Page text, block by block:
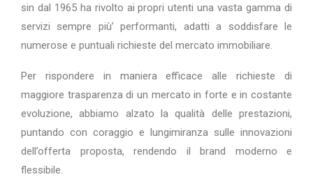
sin dal 1965 ha rivolto ai propri utenti una vasta gamma di
servizi sempre più’ performanti, adatti a soddisfare le
numerose e puntuali richieste del mercato immobiliare.
Per rispondere in maniera efficace alle richieste di
maggiore trasparenza di un mercato in forte e in costante
evoluzione, abbiamo alzato la qualità delle prestazioni,
puntando con coraggio e lungimiranza sulle innovazioni
dell’offerta proposta, rendendo il brand moderno e
flessibile.